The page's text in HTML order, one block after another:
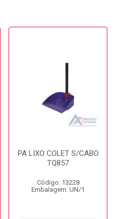
PA LIXO COLET S/CABO
TQ857
Código: 13228
Embalagem: UN/1